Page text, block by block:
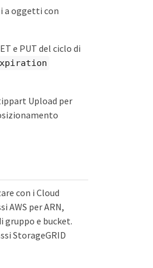
a oggetti con
e PUT del ciclo di
Upload per
con i Cloud
per ARN,
gruppo e bucket.
StorageGRID